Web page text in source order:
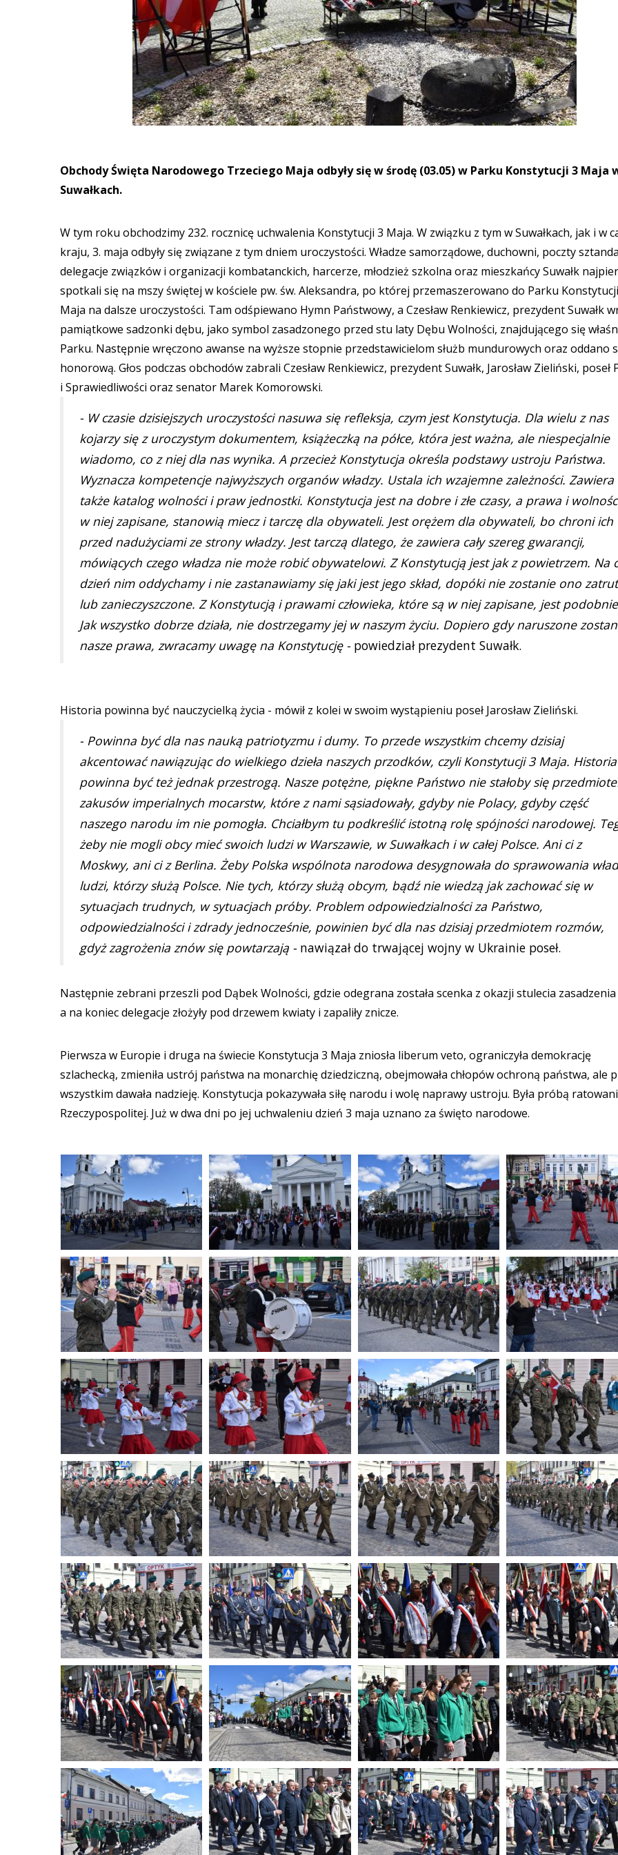
Obchody Święta Narodowego Trzeciego Maja odbyły się w środę (03.05) w Parku Konstytucji 3 Maja
Suwałkach.
W tym roku obchodzimy 232. rocznicę uchwalenia Konstytucji 3 Maja. W związku z tym w Suwałkach, jak i w
kraju, 3. maja odbyły się związane z tym dniem uroczystości. Władze samorządowe, duchowni, poczty
delegacje związków i organizacji kombatanckich, harcerze, młodzież szkolna oraz mieszkańcy Suwałk
spotkali się na mszy świętej w kościele pw. św. Aleksandra, po której przemaszerowano do Parku
Maja na dalsze uroczystości. Tam odśpiewano Hymn Państwowy, a Czesław Renkiewicz, prezydent Suwałk
pamiątkowe sadzonki dębu, jako symbol zasadzonego przed stu laty Dębu Wolności, znajdującego się
Parku. Następnie wręczono awanse na wyższe stopnie przedstawicielom służb mundurowych oraz oddano
honorową. Głos podczas obchodów zabrali Czesław Renkiewicz, prezydent Suwałk, Jarosław Zieliński, poseł
i Sprawiedliwości oraz senator Marek Komorowski.
- W czasie dzisiejszych uroczystości nasuwa się refleksja, czym jest Konstytucja. Dla wielu z nas
kojarzy się z uroczystym dokumentem, książeczką na półce, która jest ważna, ale niespecjalnie
wiadomo, co z niej dla nas wynika. A przecież Konstytucja określa podstawy ustroju Państwa.
Wyznacza kompetencje najwyższych organów władzy. Ustala ich wzajemne zależności. Zawiera
także katalog wolności i praw jednostki. Konstytucja jest na dobre i złe czasy, a prawa i
w niej zapisane, stanowią miecz i tarczę dla obywateli. Jest orężem dla obywateli, bo chroni ich
przed nadużyciami ze strony władzy. Jest tarczą dlatego, że zawiera cały szereg gwarancji,
mówiących czego władza nie może robić obywatelowi. Z Konstytucją jest jak z powietrzem. Na
dzień nim oddychamy i nie zastanawiamy się jaki jest jego skład, dopóki nie zostanie ono
lub zanieczyszczone. Z Konstytucją i prawami człowieka, które są w niej zapisane, jest
Jak wszystko dobrze działa, nie dostrzegamy jej w naszym życiu. Dopiero gdy naruszone
nasze prawa, zwracamy uwagę na Konstytucję - powiedział prezydent Suwałk.
Historia powinna być nauczycielką życia - mówił z kolei w swoim wystąpieniu poseł Jarosław Zieliński.
- Powinna być dla nas nauką patriotyzmu i dumy. To przede wszystkim chcemy dzisiaj
akcentować nawiązując do wielkiego dzieła naszych przodków, czyli Konstytucji 3 Maja. Historia
powinna być też jednak przestrogą. Nasze potężne, piękne Państwo nie stałoby się
zakusów imperialnych mocarstw, które z nami sąsiadowały, gdyby nie Polacy, gdyby część
naszego narodu im nie pomogła. Chciałbym tu podkreślić istotną rolę spójności narodowej.
żeby nie mogli obcy mieć swoich ludzi w Warszawie, w Suwałkach i w całej Polsce. Ani ci z
Moskwy, ani ci z Berlina. Żeby Polska wspólnota narodowa desygnowała do sprawowania
ludzi, którzy służą Polsce. Nie tych, którzy służą obcym, bądź nie wiedzą jak zachować się w
sytuacjach trudnych, w sytuacjach próby. Problem odpowiedzialności za Państwo,
odpowiedzialności i zdrady jednocześnie, powinien być dla nas dzisiaj przedmiotem rozmów,
gdyż zagrożenia znów się powtarzają - nawiązał do trwającej wojny w Ukrainie poseł.
Następnie zebrani przeszli pod Dąbek Wolności, gdzie odegrana została scenka z okazji stulecia
a na koniec delegacje złożyły pod drzewem kwiaty i zapaliły znicze.
Pierwsza w Europie i druga na świecie Konstytucja 3 Maja zniosła liberum veto, ograniczyła demokrację
szlachecką, zmieniła ustrój państwa na monarchię dziedziczną, obejmowała chłopów ochroną państwa, ale
wszystkim dawała nadzieję. Konstytucja pokazywała siłę narodu i wolę naprawy ustroju. Była próbą
Rzeczypospolitej. Już w dwa dni po jej uchwaleniu dzień 3 maja uznano za święto narodowe.